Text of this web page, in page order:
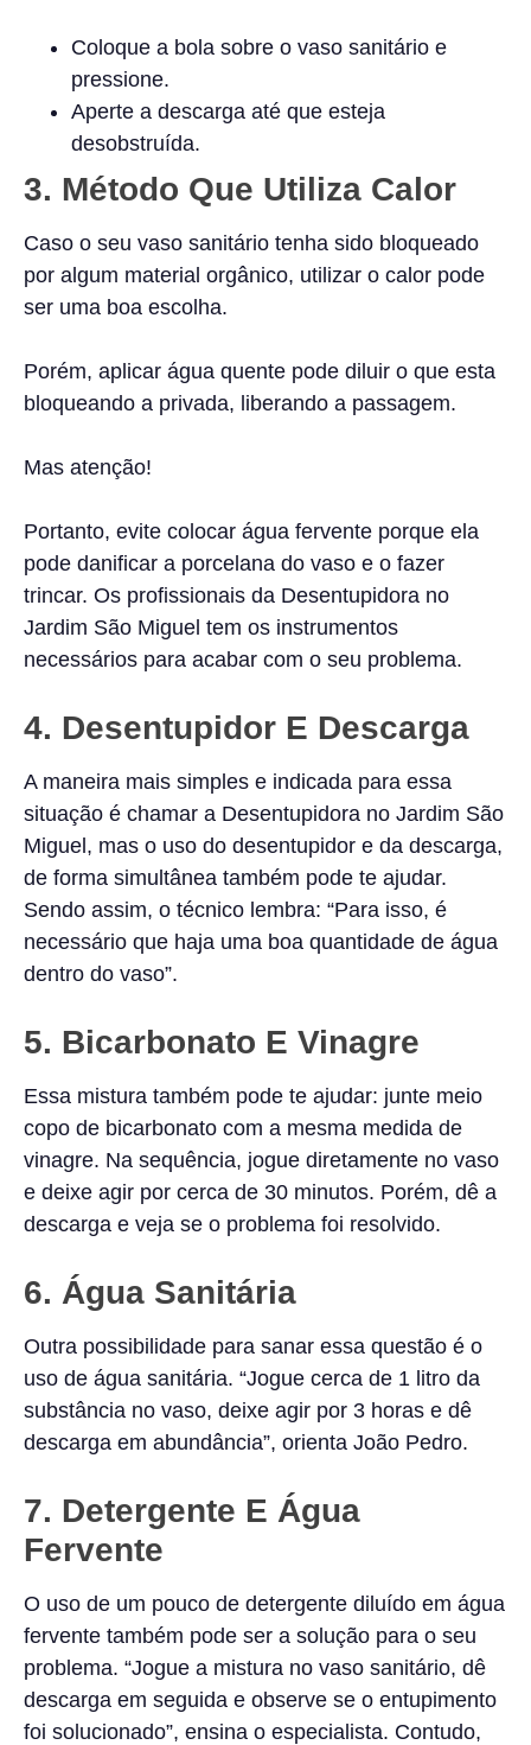
Coloque a bola sobre o vaso sanitário e
pressione.
Aperte a descarga até que esteja
desobstruída.
3. Método Que Utiliza Calor
Caso o seu vaso sanitário tenha sido bloqueado
por algum material orgânico, utilizar o calor pode
ser uma boa escolha.
Porém, aplicar água quente pode diluir o que esta
bloqueando a privada, liberando a passagem.
Mas atenção!
Portanto, evite colocar água fervente porque ela
pode danificar a porcelana do vaso e o fazer
trincar. Os profissionais da Desentupidora no
Jardim São Miguel tem os instrumentos
necessários para acabar com o seu problema.
4. Desentupidor E Descarga
A maneira mais simples e indicada para essa
situação é chamar a Desentupidora no Jardim São
Miguel, mas o uso do desentupidor e da descarga,
de forma simultânea também pode te ajudar.
Sendo assim, o técnico lembra: “Para isso, é
necessário que haja uma boa quantidade de água
dentro do vaso”.
5. Bicarbonato E Vinagre
Essa mistura também pode te ajudar: junte meio
copo de bicarbonato com a mesma medida de
vinagre. Na sequência, jogue diretamente no vaso
e deixe agir por cerca de 30 minutos. Porém, dê a
descarga e veja se o problema foi resolvido.
6. Água Sanitária
Outra possibilidade para sanar essa questão é o
uso de água sanitária. “Jogue cerca de 1 litro da
substância no vaso, deixe agir por 3 horas e dê
descarga em abundância”, orienta João Pedro.
7. Detergente E Água
Fervente
O uso de um pouco de detergente diluído em água
fervente também pode ser a solução para o seu
problema. “Jogue a mistura no vaso sanitário, dê
descarga em seguida e observe se o entupimento
foi solucionado”, ensina o especialista. Contudo,